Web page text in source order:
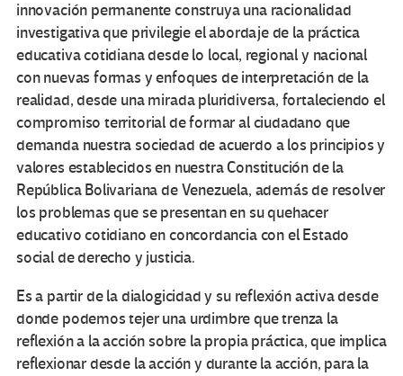
innovación permanente construya una racionalidad
investigativa que privilegie el abordaje de la práctica
educativa cotidiana desde lo local, regional y nacional
con nuevas formas y enfoques de interpretación de la
realidad, desde una mirada pluridiversa, fortaleciendo el
compromiso territorial de formar al ciudadano que
demanda nuestra sociedad de acuerdo a los principios y
valores establecidos en nuestra Constitución de la
República Bolivariana de Venezuela, además de resolver
los problemas que se presentan en su quehacer
educativo cotidiano en concordancia con el Estado
social de derecho y justicia.
Es a partir de la dialogicidad y su reflexión activa desde
donde podemos tejer una urdimbre que trenza la
reflexión a la acción sobre la propia práctica, que implica
reflexionar desde la acción y durante la acción, para la